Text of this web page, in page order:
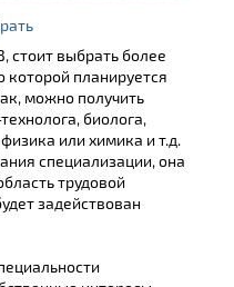
стоит выбрать более
которой планируется
можно получить
биолога,
или химика и т.д.
специализации, она
трудовой
задействован